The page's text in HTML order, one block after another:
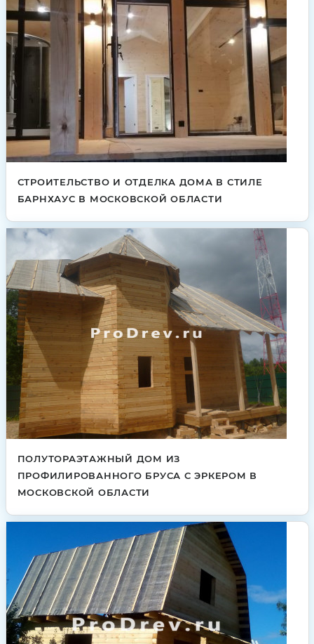
СТРОИТЕЛЬСТВО И ОТДЕЛКА ДОМА В СТИЛЕ
БАРНХАУС В МОСКОВСКОЙ ОБЛАСТИ
ПОЛУТОРАЭТАЖНЫЙ ДОМ ИЗ
ПРОФИЛИРОВАННОГО БРУСА С ЭРКЕРОМ В
МОСКОВСКОЙ ОБЛАСТИ